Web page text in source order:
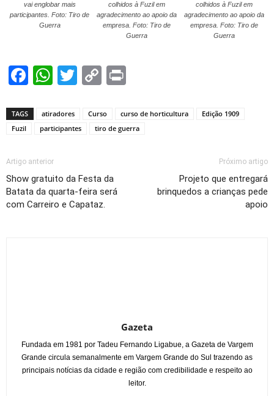
vai englobar mais
participantes. Foto: Tiro de
Guerra
colhidos à Fuzil em
agradecimento ao apoio da
empresa. Foto: Tiro de
Guerra
colhidos à Fuzil em
agradecimento ao apoio da
empresa. Foto: Tiro de
Guerra
Facebook
WhatsApp
TwitterCopy
TAGS atiradores Curso curso de horticultura
Edição 1909
Fuzil
participantes tiro de guerra
Artigo anterior
Show gratuito da Festa da
Batata da quarta-feira será
com Carreiro e Capataz.
Próximo artigo
Projeto que entregará
brinquedos a crianças pede
apoio
Gazeta
Fundada em 1981 por Tadeu Fernando Ligabue, a Gazeta de Vargem
Grande circula semanalmente em Vargem Grande do Sul trazendo as
principais notícias da cidade e região com credibilidade e respeito ao
leitor.